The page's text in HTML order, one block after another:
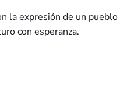
la expresión de un
con esperanza.